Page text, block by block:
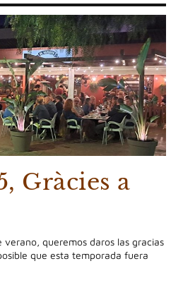
Gràcies a
queremos daros las gracias
que esta temporada fuera